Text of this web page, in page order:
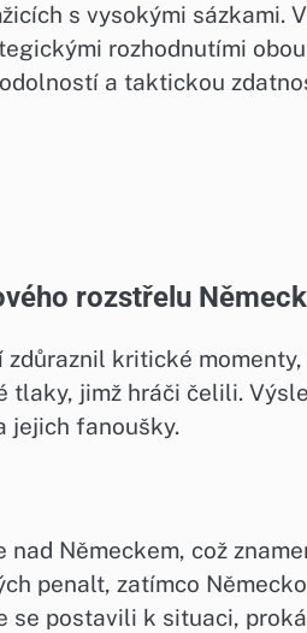
s vysokými sázkami.
rozhodnutími
a taktickou
rozstřelu
kritické
tlaky, jimž hráči čelili.
jejich fanoušky.
Německem, což
penalt, zatímco
se postavili k situaci,